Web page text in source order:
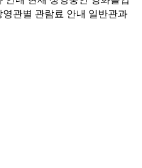
관별 관람료 안내 일반관과